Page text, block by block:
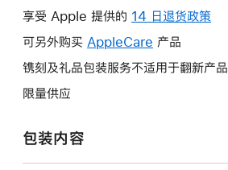
操
打
享受 Apple 提供的 14 日退货政策
将
可另外购买 AppleCare 此
操
新
产品
镌刻及礼品包装服务不适用于翻新产品
限量供应
包装内容